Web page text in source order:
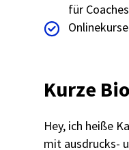
für
Kurze
Hey, ich heiße
mit ausdrucks-